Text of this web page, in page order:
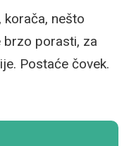
korača, nešto
brzo porasti, za
Postaće čovek.